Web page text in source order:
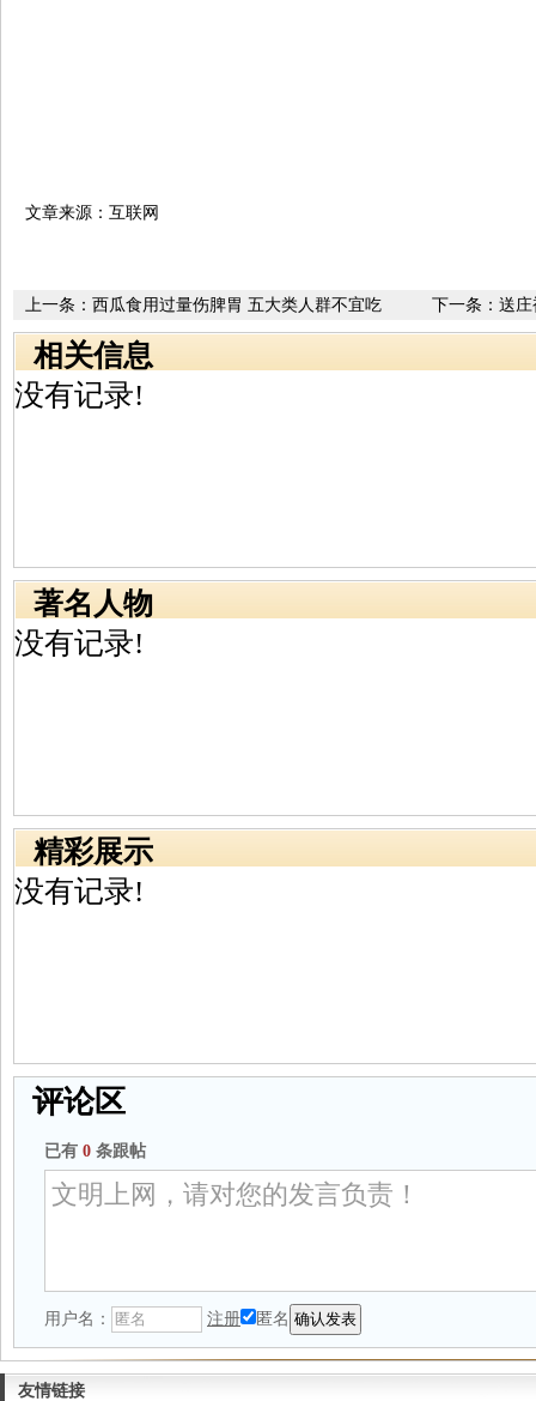
文章来源：互联网
下一条： 送庄
上一条： 西瓜食用过量伤脾胃 五大类人群不宜吃
相关信息
没有记录!
著名人物
没有记录!
精彩展示
没有记录!
评论区
已有 0 条跟帖
用户名： 注册 匿名
友情链接